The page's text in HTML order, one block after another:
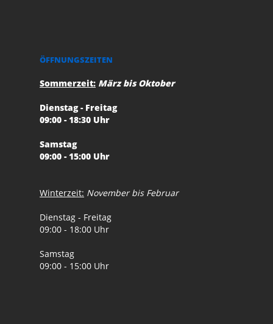
ÖFFNUNGSZEITEN
Sommerzeit: März bis Oktober
Dienstag - Freitag
09:00 - 18:30 Uhr
Samstag
09:00 - 15:00 Uhr
Winterzeit: November bis Februar
Dienstag - Freitag
09:00 - 18:00 Uhr
Samstag
09:00 - 15:00 Uhr